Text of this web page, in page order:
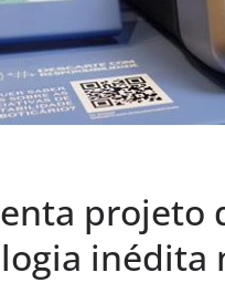
projeto
inédita